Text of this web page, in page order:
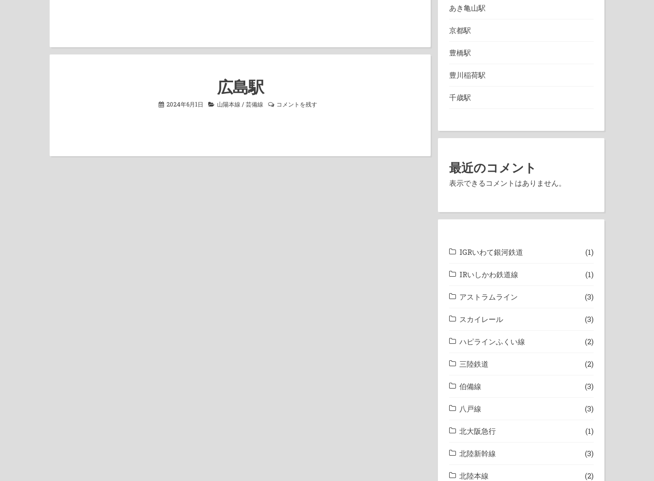
広島駅
2024年6月1日 山陽本線 /芸備線 コメントを残す
あき亀山駅
京都駅
豊橋駅
豊川稲荷駅
千歳駅
最近のコメント
表示できるコメントはありません。
IGRいわて銀河鉄道 (1)
IRいしかわ鉄道線 (1)
アストラムライン (3)
スカイレール (3)
ハピラインふくい線 (2)
三陸鉄道 (2)
伯備線 (3)
八戸線 (3)
北大阪急行 (1)
北陸新幹線 (3)
北陸本線 (2)